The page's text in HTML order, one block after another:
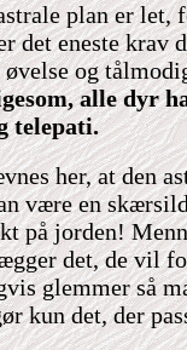
plan er let,
det eneste krav
øvelse og
alle dyr
telepati.
her, at den
være en
på jorden!
det, de vil
glemmer så
kun det, der